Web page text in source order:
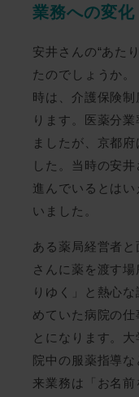
業務への変化
安井さんの“あた
たのでしょうか。
時は、介護保険
ります。医薬分
ましたが、京都
した。当時の安
進んでいるとは
いました。
ある薬局経営者
さんに薬を渡す
りゆく」と熱心
めていた病院の
とになります。
院中の服薬指導
来業務は「お名